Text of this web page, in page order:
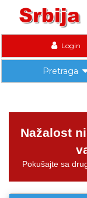
Login
Pretraga
Nažalost
Pokušajte sa